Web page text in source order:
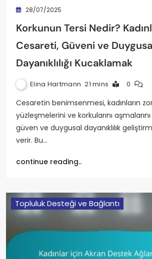
28/07/2025
Korkunun Tersi Nedir?
Cesareti, Güveni ve
Dayanıklılığı Kucaklamak
Elina Hartmann 21 mins 0
Cesaretin benimsenmesi, kadınların
yüzleşmelerini ve korkularını
güven ve duygusal dayanıklılık
verir. Bu…
continue reading..
Topluluk Desteği ve Bağlantı